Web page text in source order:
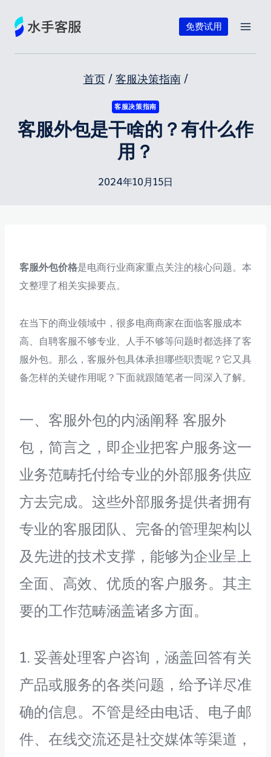
免费试用
首页 / 客服决策指南 /
客服决策指南
客服外包是干啥的？有什么作
用？
2024年10月15日
客服外包价格是电商行业商家重点关注的核心问题。本
文整理了相关实操要点。
在当下的商业领域中，很多电商商家在面临客服成本
高、自聘客服不够专业、人手不够等问题时都选择了客
服外包。那么，客服外包具体承担哪些职责呢？它又具
备怎样的关键作用呢？下面就跟随笔者一同深入了解。
一、客服外包的内涵阐释 客服外
包，简言之，即企业把客户服务这一
业务范畴托付给专业的外部服务供应
方去完成。这些外部服务提供者拥有
专业的客服团队、完备的管理架构以
及先进的技术支撑，能够为企业呈上
全面、高效、优质的客户服务。其主
要的工作范畴涵盖诸多方面。
1. 妥善处理客户咨询，涵盖回答有关
产品或服务的各类问题，给予详尽准
确的信息。不管是经由电话、电子邮
件、在线交流还是社交媒体等渠道，